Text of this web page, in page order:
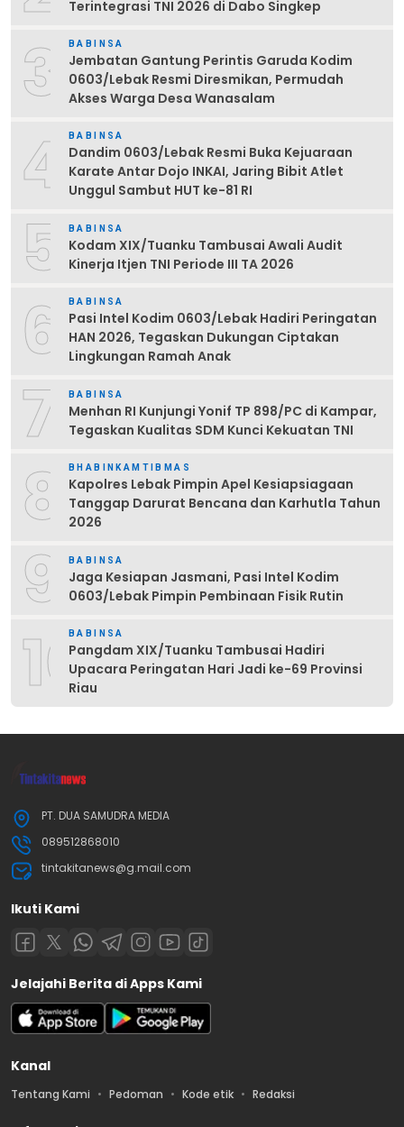
Terintegrasi TNI 2026 di Dabo Singkep
3 BABINSA
Jembatan Gantung Perintis Garuda Kodim
0603/Lebak Resmi Diresmikan, Permudah
Akses Warga Desa Wanasalam
4 BABINSA
Dandim 0603/Lebak Resmi Buka Kejuaraan
Karate Antar Dojo INKAI, Jaring Bibit Atlet
Unggul Sambut HUT ke-81 RI
5 BABINSA
Kodam XIX/Tuanku Tambusai Awali Audit
Kinerja Itjen TNI Periode III TA 2026
6 BABINSA
Pasi Intel Kodim 0603/Lebak Hadiri Peringatan
HAN 2026, Tegaskan Dukungan Ciptakan
Lingkungan Ramah Anak
7 BABINSA
Menhan RI Kunjungi Yonif TP 898/PC di Kampar,
Tegaskan Kualitas SDM Kunci Kekuatan TNI
8 BHABINKAMTIBMAS
Kapolres Lebak Pimpin Apel Kesiapsiagaan
Tanggap Darurat Bencana dan Karhutla Tahun
2026
9 BABINSA
Jaga Kesiapan Jasmani, Pasi Intel Kodim
0603/Lebak Pimpin Pembinaan Fisik Rutin
10BABINSA
Pangdam XIX/Tuanku Tambusai Hadiri
Upacara Peringatan Hari Jadi ke-69 Provinsi
Riau
PT. DUA SAMUDRA MEDIA
089512868010
tintakitanews@g.mail.com
Ikuti Kami
Jelajahi Berita di Apps Kami
Kanal
Tentang Kami Pedoman Kode etik Redaksi